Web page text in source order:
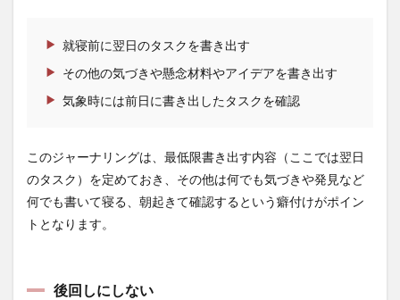
就寝前に翌日のタスクを書き出す
その他の気づきや懸念材料やアイデアを書き出す
気象時には前日に書き出したタスクを確認
このジャーナリングは、最低限書き出す内容（ここでは翌日
のタスク）を定めておき、その他は何でも気づきや発見など
何でも書いて寝る、朝起きて確認するという癖付けがポイン
トとなります。
後回しにしない